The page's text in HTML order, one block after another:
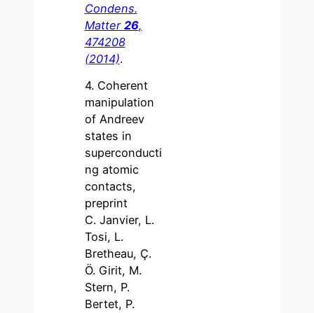
Condens.
Matter 26,
474208
(2014).
4. Coherent
manipulation
of Andreev
states in
superconducti
ng atomic
contacts,
preprint
C. Janvier, L.
Tosi, L.
Bretheau, Ç.
Ö. Girit, M.
Stern, P.
Bertet, P.